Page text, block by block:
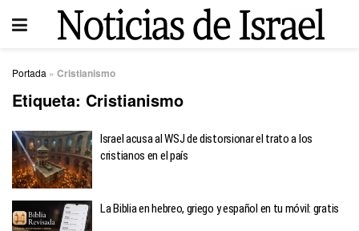
Portada » Cristianismo
Etiqueta: Cristianismo
Israel acusa al WSJ de distorsionar el trato a los
cristianos en el país
La Biblia en hebreo, griego y español en tu móvil: gratis